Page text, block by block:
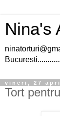
Nina's
vineri, 27
Tort